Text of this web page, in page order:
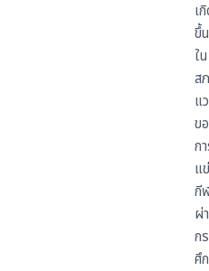
เ
ขึ้น
ใน
ส
แ
ข
ก
แ
กี
ผ่
ก
ศึ